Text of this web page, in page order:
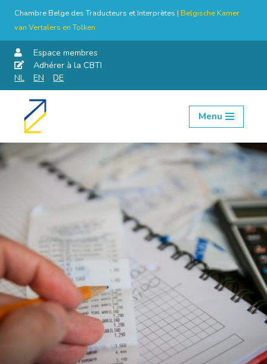
Chambre Belge des Traducteurs et Interprètes | Belgische Kamer
van Vertalers en Tolken
Espace membres
Adhérer à la CBTI
NL
EN DE
Aller
Menu